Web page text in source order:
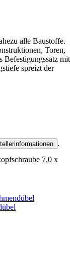
7,0 x
alle Baustoffe.
Toren,
Befestigungssatz mit
spreizt der
.